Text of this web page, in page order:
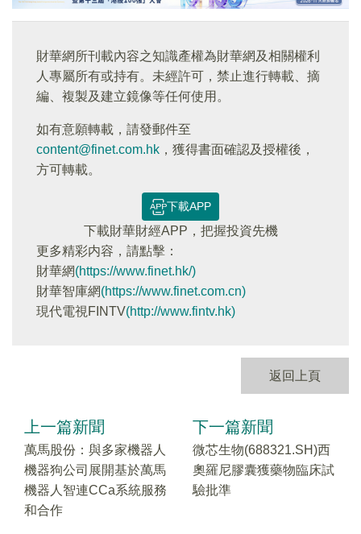
財華網所刊載內容之知識產權為財華網及相關權利
人專屬所有或持有。未經許可，禁止進行轉載、摘
編、複製及建立鏡像等任何使用。
如有意願轉載，請發郵件至
content@finet.com.hk ，獲得書面確認及授權後，
方可轉載。
下載APP
下載財華財經APP，把握投資先機
更多精彩内容，請點擊：
財華網(https://www.finet.hk/)
財華智庫網(https://www.finet.com.cn)
現代電視FINTV(http://www.fintv.hk)
返回上頁
上一篇新聞
萬馬股份：與多家機器人
機器狗公司展開基於萬馬
機器人智連CCa系統服務
和合作
下一篇新聞
微芯生物(688321.SH)西
奧羅尼膠囊獲藥物臨床試
驗批準